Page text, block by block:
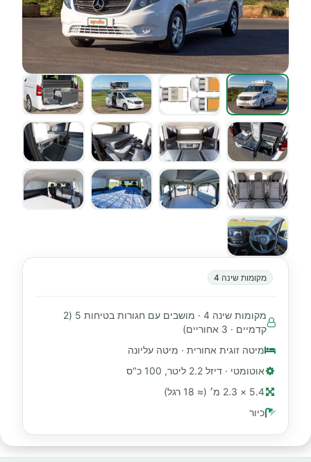
מקומות שינה 4
מקומות שינה 4 · מושבים עם חגורות בטיחות 5 (2
קדמיים · 3 אחוריים)
מיטה זוגית אחורית · מיטה עליונה
אוטומטי · דיזל 2.2 ליטר, 100 כ"ס
5.4 × 2.3 מ׳ (≈ 18 רגל)
כיור